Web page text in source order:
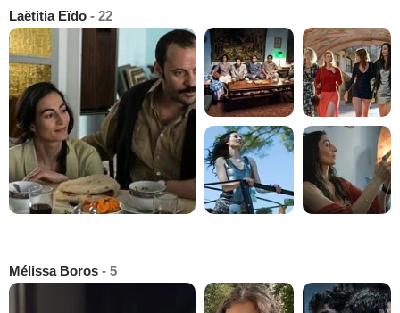
Laëtitia Eïdo - 22
Mélissa Boros - 5